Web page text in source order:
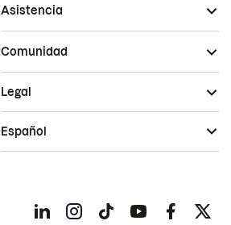
Asistencia
Comunidad
Legal
Español